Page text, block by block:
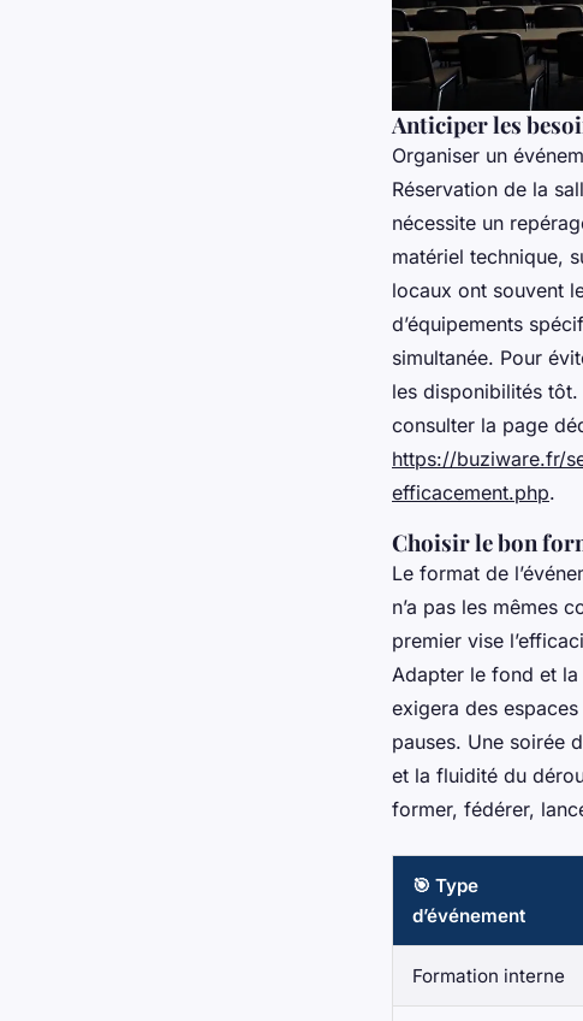
Anticiper les
Organiser un
Réservation de la
nécessite un
matériel technique,
locaux ont souvent
d’équipements
simultanée. Pour
les disponibilités
consulter la page
https://buziware.fr/
efficacement.php.
Choisir le bon
Le format de
n’a pas les mêmes
premier vise
Adapter le fond et
exigera des
pauses. Une soirée
et la fluidité du
former, fédérer,
🎯 Type
d’événement
Formation interne